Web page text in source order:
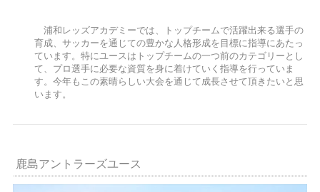
浦和レッズアカデミーでは、トップチームで活躍出来る選手の
育成、サッカーを通じての豊かな人格形成を目標に指導にあたっ
ています。特にユースはトップチームの一つ前のカテゴリーとし
て、プロ選手に必要な資質を身に着けていく指導を行っていま
す。今年もこの素晴らしい大会を通じて成長させて頂きたいと思
います。
鹿島アントラーズユース